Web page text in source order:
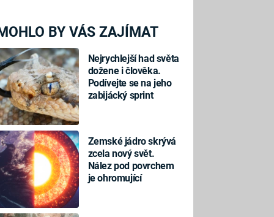
BY VÁS ZAJÍMAT
Nejrychlejší had světa
dožene i člověka.
Podívejte se na jeho
zabijácký sprint
Zemské jádro skrývá
zcela nový svět.
Nález pod povrchem
je ohromující